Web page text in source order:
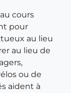
cours
pour
au lieu
au lieu de
ou de
aident à